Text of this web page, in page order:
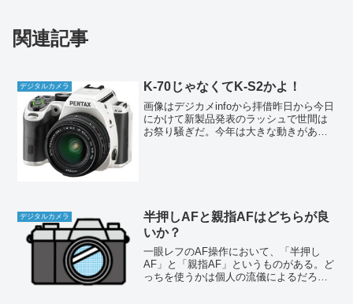
関連記事
デジタルカメラ K-70じゃなくてK-S2かよ！
画像はデジカメinfoから拝借昨日から今日
にかけて新製品発表のラッシュで世間は
お祭り騒ぎだ。今年は大きな動きがあり
デジタルカメラ
半押しAFと親指AFはどちらが良
いか？
一眼レフのAF操作において、「半押し
AF」と「親指AF」というものがある。ど
っちを使うかは個人の流儀によるだろう